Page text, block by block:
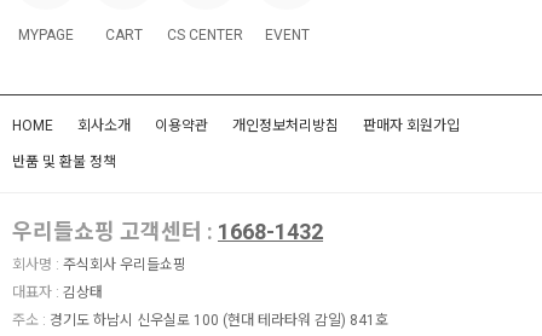
MYPAGE CART CS CENTER EVENT
HOME 회사소개 이용약관 개인정보처리방침 판매자 회원가입
반품 및 환불 정책
우리들쇼핑 고객센터 : 1668-1432
회사명 : 주식회사 우리들쇼핑
대표자 : 김상태
주소 : 경기도 하남시 신우실로 100 (현대 테라타워 감일) 841호